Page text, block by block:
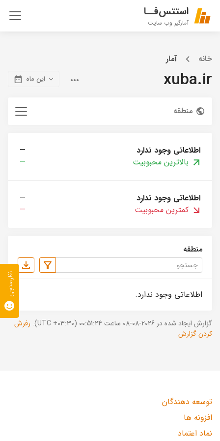
استتس‌فــا
آمارگیر وب سایت
خانه آمار
xuba.ir این ماه
منطقه
اطلاعاتی وجود ندارد
—
بالاترین محبوبیت
—
اطلاعاتی وجود ندارد
—
کمترین محبوبیت
—
منطقه
اطلاعاتی وجود ندارد.
گزارش ایجاد شده در 2026-08-08 ساعت 00:51:24 (UTC +03:30).
رفرش
کردن گزارش
توسعه دهندگان
افزونه ها
نماد اعتماد
نظرسنجی